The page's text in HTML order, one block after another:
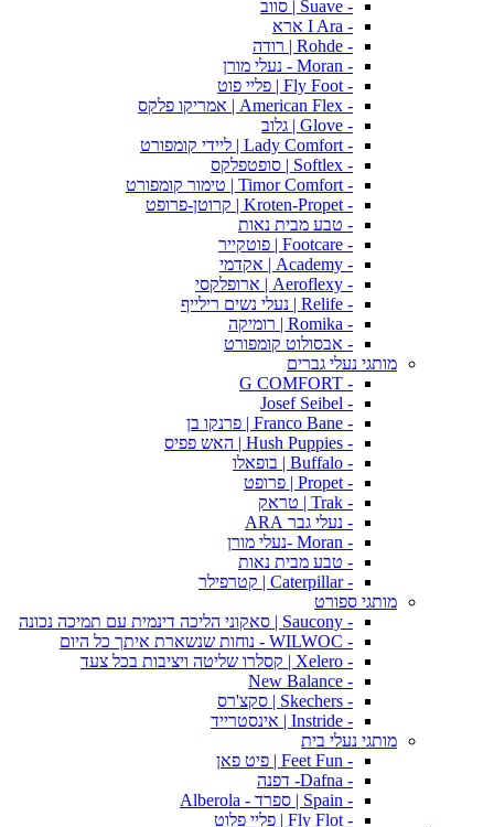
- Suave | סווב
- I Ara ארא
- Rohde | רודה
- Moran - נעלי מורן
- Fly Foot | פליי פוט
- American Flex | אמריקו פלקס
- Glove | גלוב
- Lady Comfort | ליידי קומפורט
- Softlex | סופטפלקס
- Timor Comfort | טימור קומפורט
- Kroten-Propet | קרוטן-פרופט
- טבע מבית נאות
- Footcare | פוטקייר
- Academy | אקדמי
- Aeroflexy | ארופלקסי
- Relife | נעלי נשים רילייף
- Romika | רומיקה
- אבסולוט קומפורט
מותגי נעלי גברים
- G COMFORT
- Josef Seibel
- Franco Bane | פרנקו בן
- Hush Puppies | האש פפיס
- Buffalo | בופאלו
- Propet | פרופט
- Trak | טראק
- נעלי גבר ARA
- Moran -נעלי מורן
- טבע מבית נאות
- Caterpillar | קטרפילר
מותגי ספורט
- Saucony | סאקוני הליכה דינמית עם תמיכה נכונה
- WILWOC - נוחות שנשארת איתך כל היום
- Xelero | קסלרו שליטה ויציבות בכל צעד
- New Balance
- Skechers | סקצ'רס
- Instride | אינסטרייד
מותגי נעלי בית
- Feet Fun | פיט פאן
- Dafna- דפנה
- Spain | ספרד - Alberola
- Fly Flot | פליי פלוט